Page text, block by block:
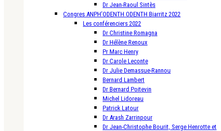
Dr Jean-Raoul Sintès
Congres ANPH’ODENTH ODENTH Biarritz 2022
Les conférenciers 2022
Dr Christine Romagna
Dr Hélène Renoux
Pr Marc Henry
Dr Carole Leconte
Dr Julie Demassue-Rannou
Bernard Lambert
Dr Bernard Poitevin
Michel Lidoreau
Patrick Latour
Dr Arash Zarrinpour
Dr Jean-Christophe Bourit, Serge Henrotte et